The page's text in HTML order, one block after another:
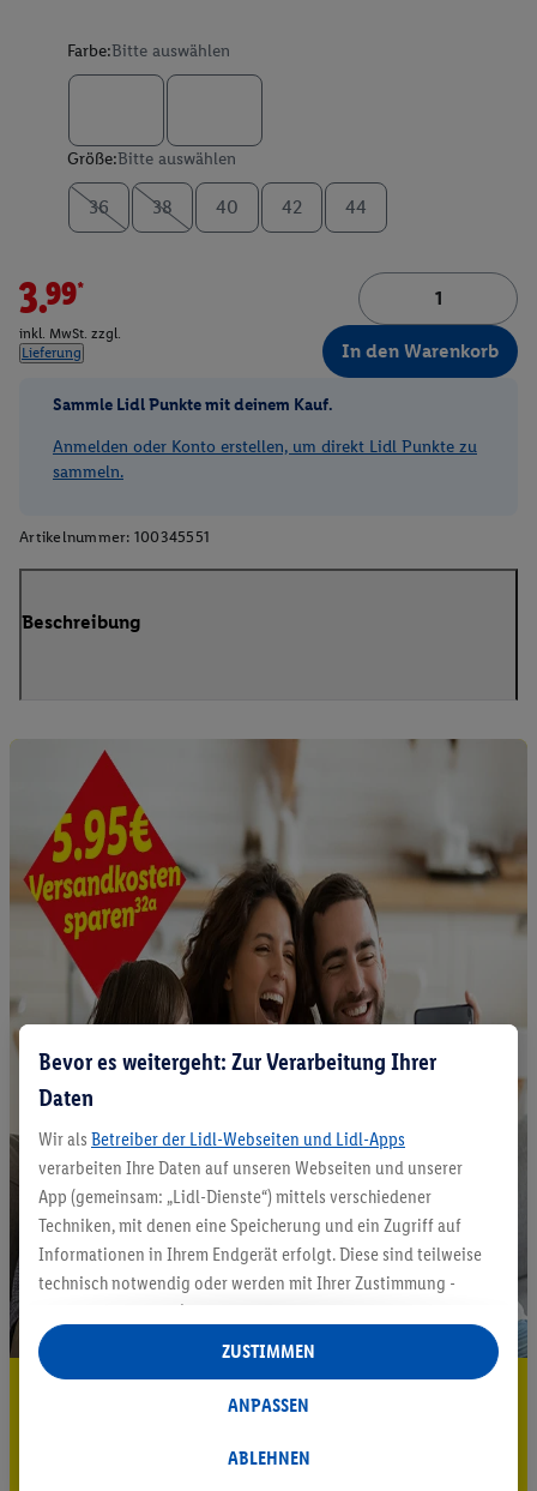
Farbe:Bitte auswählen
Größe:Bitte auswählen
36 38 40 42 44
3.99*
inkl. MwSt. zzgl.
Lieferung
In den Warenkorb
Sammle Lidl Punkte mit deinem Kauf.
Anmelden oder Konto erstellen, um direkt Lidl Punkte zu
sammeln.
Artikelnummer: 100345551
Beschreibung
5.95 € Versand sparen³²ᵃ
Bevor es weitergeht: Zur Verarbeitung Ihrer
Daten
Wir als Betreiber der Lidl-Webseiten und Lidl-Apps
verarbeiten Ihre Daten auf unseren Webseiten und unserer
App (gemeinsam: „Lidl-Dienste“) mittels verschiedener
Techniken, mit denen eine Speicherung und ein Zugriff auf
Informationen in Ihrem Endgerät erfolgt. Diese sind teilweise
technisch notwendig oder werden mit Ihrer Zustimmung -
auch durch Partner (u.a.
Verantwortliche; im Zusammenhang mit dem IAB TCF
insgesamt
Statistik-Erstellung oder für personalisierte Werbung
Datenverarbeitungen für personalisierte Werbung werden
ABLEHNEN
ANPASSEN
ZUSTIMMEN